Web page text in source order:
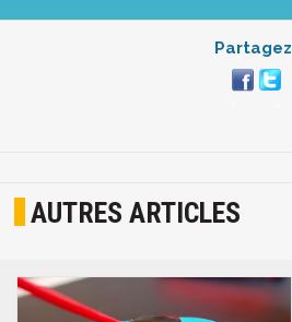
Partagez
AUTRES ARTICLES